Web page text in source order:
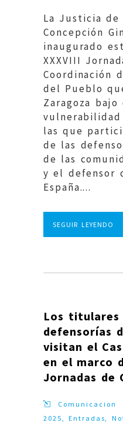
La Justicia de
Concepción
inaugurado
XXXVIII
Coordinación
del Pueblo
Zaragoza
vulnerabilidad
las que
de las
de las
y el defensor
España....
SEGUIR LEYENDO
Los titulares
defensorías
visitan el
en el marco
Jornadas de
Comunicacion
2025,Entradas,